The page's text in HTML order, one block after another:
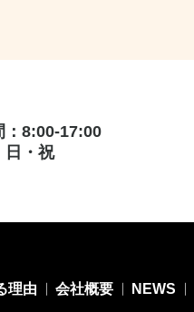
：8:00-17:00
日・祝
理由 会社概要 NEWS